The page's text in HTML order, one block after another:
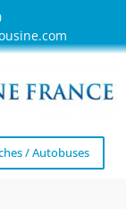
/ Autobuses